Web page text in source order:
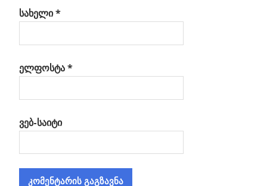
სახელი*
ელფოსტა*
ვებ-საიტი